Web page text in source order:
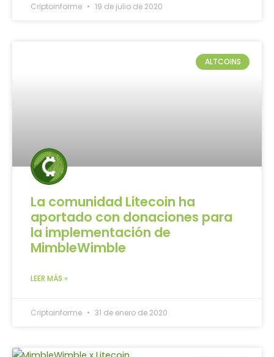
Criptoinforme 19 de julio de 2020
ALTCOINS
La comunidad Litecoin ha
aportado con donaciones para
la implementación de
MimbleWimble
LEER MÁS »
Criptoinforme 31 de enero de 2020